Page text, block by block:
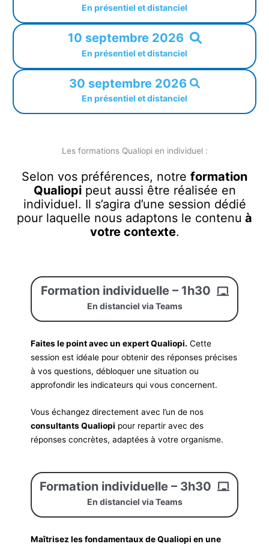
En présentiel et distanciel
10 septembre 2026
En présentiel et distanciel
30 septembre 2026
En présentiel et distanciel
Les formations Qualiopi en individuel :
Selon vos préférences, notre formation
Qualiopipeut aussi être réalisée en
individuel. Il s’agira d’une session dédié
pour laquelle nous adaptons le contenu à
votre contexte.
Formation individuelle – 1h30
En distanciel via Teams
Faites le point avec un expert Qualiopi. Cette
session est idéale pour obtenir des réponses précises
à vos questions, débloquer une situation ou
approfondir les indicateurs qui vous concernent.
Vous échangez directement avec l’un de nos
consultants Qualiopi pour repartir avec des
réponses concrètes, adaptées à votre organisme.
Formation individuelle – 3h30
En distanciel via Teams
Maîtrisez les fondamentaux de Qualiopi en une